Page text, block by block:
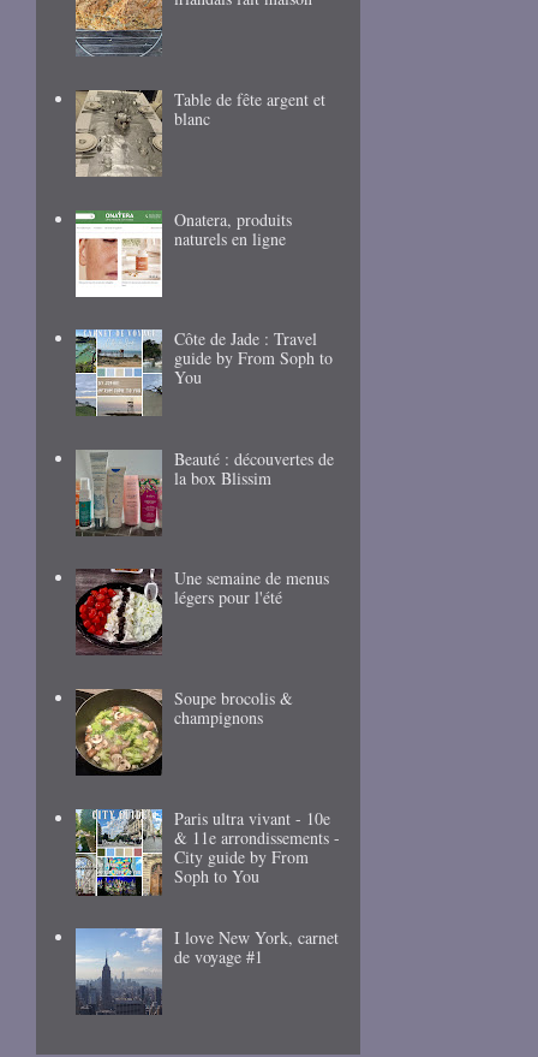
Table de fête argent et
blanc
Onatera, produits
naturels en ligne
Côte de Jade : Travel
guide by From Soph to
You
Beauté : découvertes de
la box Blissim
Une semaine de menus
légers pour l'été
Soupe brocolis &
champignons
Paris ultra vivant - 10e
& 11e arrondissements -
City guide by From
Soph to You
I love New York, carnet
de voyage #1